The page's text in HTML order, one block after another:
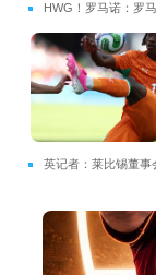
HWG！罗马诺：罗
纳达成协议，总价
英记者：莱比锡董事